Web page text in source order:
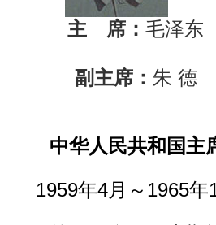
主 席： 毛泽东
副主席： 朱 德
中华人民共和国主
1959年4月～1965年